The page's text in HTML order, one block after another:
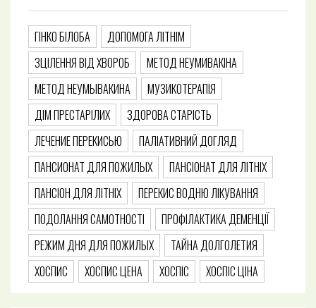
ГІНКО БІЛОБА
ДОПОМОГА ЛІТНІМ
ЗЦІЛЕННЯ ВІД ХВОРОБ
МЕТОД НЕУМИВАКІНА
МЕТОД НЕУМЫВАКИНА
МУЗИКОТЕРАПІЯ
ДІМ ПРЕСТАРІЛИХ
ЗДОРОВА СТАРІСТЬ
ЛЕЧЕНИЕ ПЕРЕКИСЬЮ
ПАЛІАТИВНИЙ ДОГЛЯД
ПАНСИОНАТ ДЛЯ ПОЖИЛЫХ
ПАНСІОНАТ ДЛЯ ЛІТНІХ
ПАНСІОН ДЛЯ ЛІТНІХ
ПЕРЕКИС ВОДНЮ ЛІКУВАННЯ
ПОДОЛАННЯ САМОТНОСТІ
ПРОФІЛАКТИКА ДЕМЕНЦІЇ
РЕЖИМ ДНЯ ДЛЯ ПОЖИЛЫХ
ТАЙНА ДОЛГОЛЕТИЯ
ХОСПИС
ХОСПИС ЦЕНА ХОСПІС ХОСПІС ЦІНА